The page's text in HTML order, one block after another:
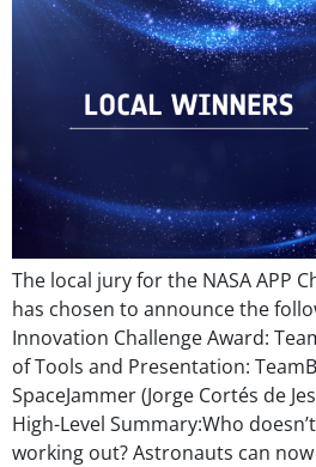
The local jury for the NASA APP
has chosen to announce the
Innovation Challenge Award:
of Tools and Presentation:
SpaceJammer (Jorge Cortés de
High-Level Summary:Who
working out? Astronauts can